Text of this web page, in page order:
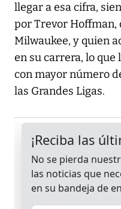
llegar a esa cifra,
por Trevor Hoffman,
Milwaukee, y quien
en su carrera, lo
con mayor número
las Grandes Ligas.